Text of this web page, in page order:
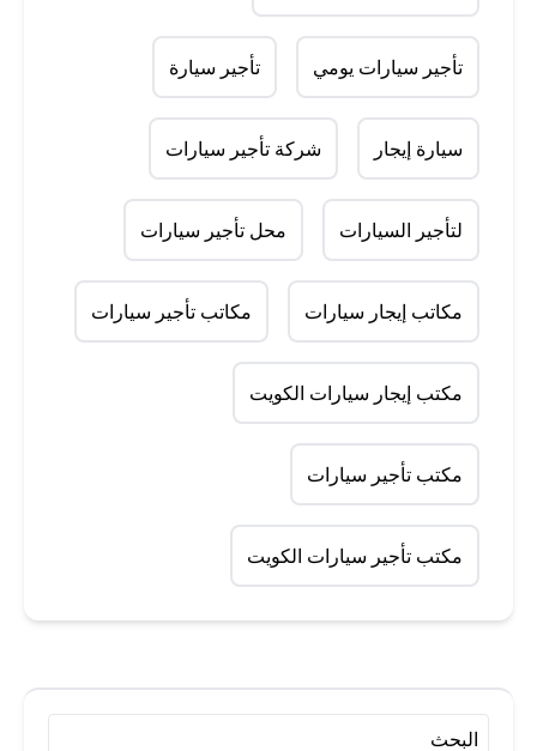
تأجير سيارات يومي تأجير سيارة
سيارة إيجار شركة تأجير سيارات
لتأجير السيارات محل تأجير سيارات
مكاتب إيجار سيارات مكاتب تأجير سيارات
مكتب إيجار سيارات الكويت
مكتب تأجير سيارات
مكتب تأجير سيارات الكويت
البحث